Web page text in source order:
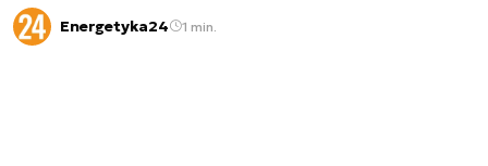
Energetyka24 1 min.